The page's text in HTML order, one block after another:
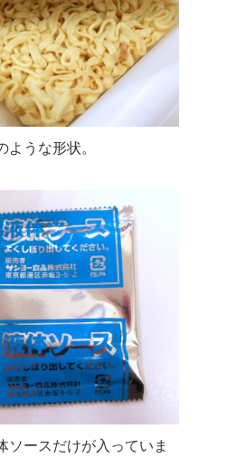
ような形状。
ソースだけが入っていま